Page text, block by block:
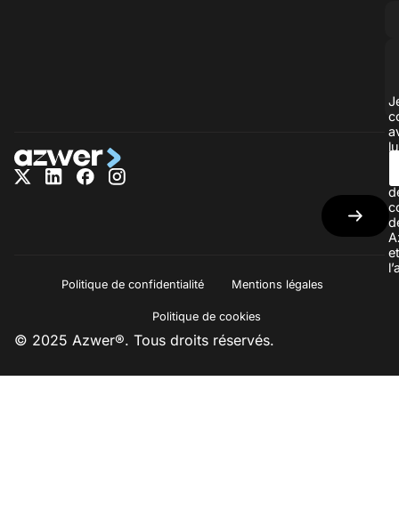
lu
et
© 2025 Azwer®. Tous droits réservés.
Politique de confidentialité Mentions légales
Politique de cookies